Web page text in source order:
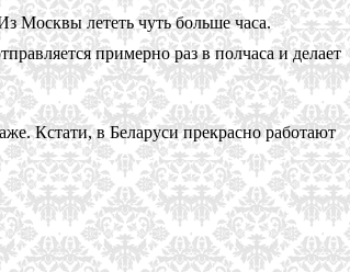
Москвы лететь чуть больше часа.
примерно раз в полчаса и делает
Кстати, в Беларуси прекрасно работают